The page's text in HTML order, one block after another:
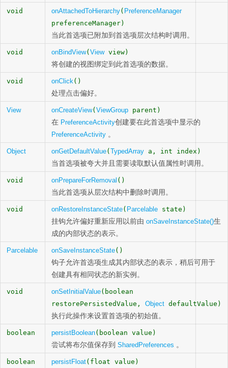
void onAttachedToHierarchy( PreferenceManager
preferenceManager)
当此首选项已附加到首选项层次结构时调用。
void onBindView( Viewview)
将创建的视图绑定到此首选项的数据。
void onClick()
处理点击偏好。
View onCreateView( ViewGroup parent)
在 PreferenceActivity创建要在此首选项中显示的
PreferenceActivity 。
Object onGetDefaultValue( TypedArray a, int index)
当首选项被夸大并且需要读取默认值属性时调用。
void onPrepareForRemoval ()
当此首选项从层次结构中删除时调用。
void onRestoreInstanceState( Parcelable state)
挂钩允许偏好重新应用以前由 onSaveInstanceState()生
成的内部状态的表示。
Parcelable onSaveInstanceState()
钩子允许首选项生成其内部状态的表示，稍后可用于
创建具有相同状态的新实例。
void onSetInitialValue(boolean
restorePersistedValue, Object defaultValue)
执行此操作来设置首选项的初始值。
boolean persistBoolean(boolean value)
尝试将布尔值保存到 SharedPreferences 。
boolean persistFloat(float value)